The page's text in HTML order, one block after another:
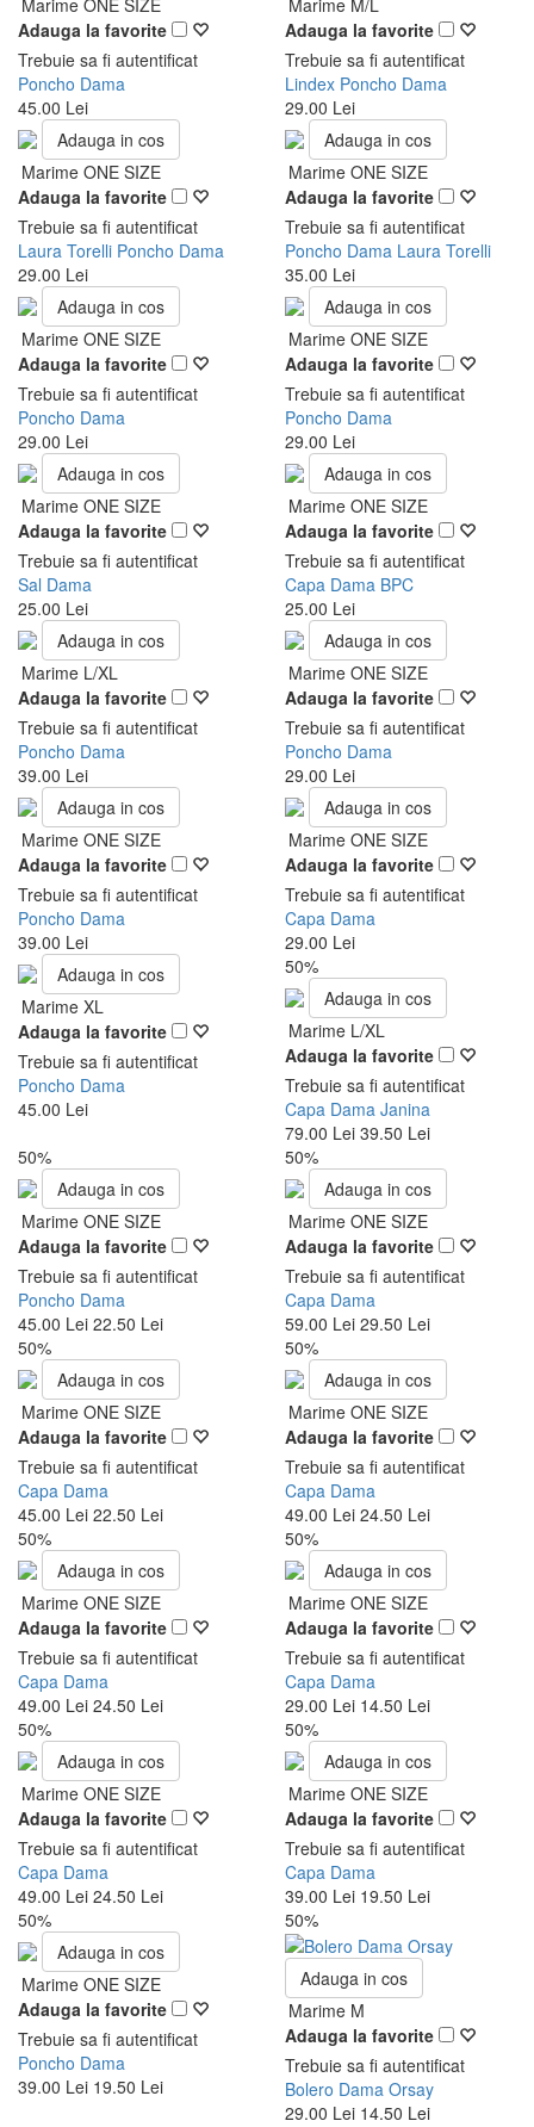
Marime ONE SIZE
Adauga la favorite
Trebuie sa fi autentificat
Poncho Dama
45.00 Lei
Marime M/L
Adauga la favorite
Trebuie sa fi autentificat
Lindex Poncho Dama
29.00 Lei
Adauga in cos
Marime ONE SIZE
Adauga la favorite
Trebuie sa fi autentificat
Laura Torelli Poncho Dama
29.00 Lei
Adauga in cos
Marime ONE SIZE
Adauga la favorite
Trebuie sa fi autentificat
Poncho Dama Laura Torelli
35.00 Lei
Adauga in cos
Marime ONE SIZE
Adauga la favorite
Trebuie sa fi autentificat
Poncho Dama
29.00 Lei
Adauga in cos
Marime ONE SIZE
Adauga la favorite
Trebuie sa fi autentificat
Poncho Dama
29.00 Lei
Adauga in cos
Marime ONE SIZE
Adauga la favorite
Trebuie sa fi autentificat
Sal Dama
25.00 Lei
Adauga in cos
Marime ONE SIZE
Adauga la favorite
Trebuie sa fi autentificat
Capa Dama BPC
25.00 Lei
Adauga in cos
Marime L/XL
Adauga la favorite
Trebuie sa fi autentificat
Poncho Dama
39.00 Lei
Adauga in cos
Marime ONE SIZE
Adauga la favorite
Trebuie sa fi autentificat
Poncho Dama
29.00 Lei
Adauga in cos
Marime ONE SIZE
Adauga la favorite
Trebuie sa fi autentificat
Poncho Dama
39.00 Lei
Adauga in cos
Marime ONE SIZE
Adauga la favorite
Trebuie sa fi autentificat
Capa Dama
29.00 Lei
Adauga in cos
Marime XL
Adauga la favorite
Trebuie sa fi autentificat
Poncho Dama
45.00 Lei
50%
Adauga in cos
Marime L/XL
Adauga la favorite
Trebuie sa fi autentificat
Capa Dama Janina
79.00 Lei 39.50 Lei
50%
Adauga in cos
Marime ONE SIZE
Adauga la favorite
Trebuie sa fi autentificat
Poncho Dama
45.00 Lei 22.50 Lei
50%
Adauga in cos
Marime ONE SIZE
Adauga la favorite
Trebuie sa fi autentificat
Capa Dama
59.00 Lei 29.50 Lei
50%
Adauga in cos
Marime ONE SIZE
Adauga la favorite
Trebuie sa fi autentificat
Capa Dama
45.00 Lei 22.50 Lei
50%
Adauga in cos
Marime ONE SIZE
Adauga la favorite
Trebuie sa fi autentificat
Capa Dama
49.00 Lei 24.50 Lei
50%
Adauga in cos
Marime ONE SIZE
Adauga la favorite
Trebuie sa fi autentificat
Capa Dama
49.00 Lei 24.50 Lei
50%
Adauga in cos
Marime ONE SIZE
Adauga la favorite
Trebuie sa fi autentificat
Capa Dama
29.00 Lei 14.50 Lei
50%
Adauga in cos
Marime ONE SIZE
Adauga la favorite
Trebuie sa fi autentificat
Capa Dama
49.00 Lei 24.50 Lei
50%
Adauga in cos
Marime ONE SIZE
Adauga la favorite
Trebuie sa fi autentificat
Capa Dama
39.00 Lei 19.50 Lei
50%
Adauga in cos
Marime ONE SIZE
Adauga la favorite
Trebuie sa fi autentificat
Poncho Dama
39.00 Lei 19.50 Lei
50%
Adauga in cos
Marime M
Adauga la favorite
Trebuie sa fi autentificat
Bolero Dama Orsay
29.00 Lei 14.50 Lei